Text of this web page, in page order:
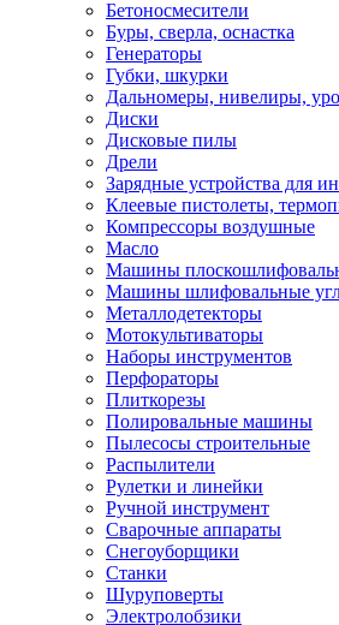
Бетоносмесители
Буры, сверла, оснастка
Генераторы
Губки, шкурки
Дальномеры, нивелиры,
Диски
Дисковые пилы
Дрели
Зарядные устройства для
Клеевые пистолеты,
Компрессоры воздушные
Масло
Машины
Машины шлифовальные
Металлодетекторы
Мотокультиваторы
Наборы инструментов
Перфораторы
Плиткорезы
Полировальные машины
Пылесосы строительные
Распылители
Рулетки и линейки
Ручной инструмент
Сварочные аппараты
Снегоуборщики
Станки
Шуруповерты
Электролобзики